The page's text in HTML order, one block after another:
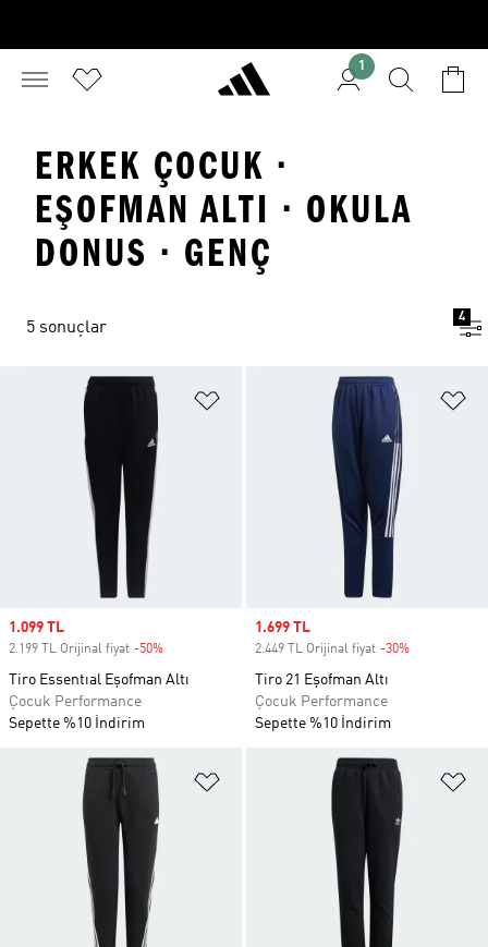
1
ERKEK ÇOCUK ·
EŞOFMAN ALTI · OKULA
DONUS · GENÇ
5 sonuçlar
4
Favori Listesine Ekle
Sale price
1.099 TL
2.199 TL Orijinal fiyat -50%
Tiro Essentıal Eşofman Altı
Çocuk Performance
Sepette %10 İndirim
Sale price
1.699 TL
2.449 TL Orijinal fiyat -30%
Tiro 21 Eşofman Altı
Çocuk Performance
Sepette %10 İndirim
Favori Listesine Ekle